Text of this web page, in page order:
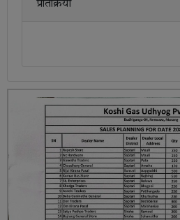
प्रतिक्रिया